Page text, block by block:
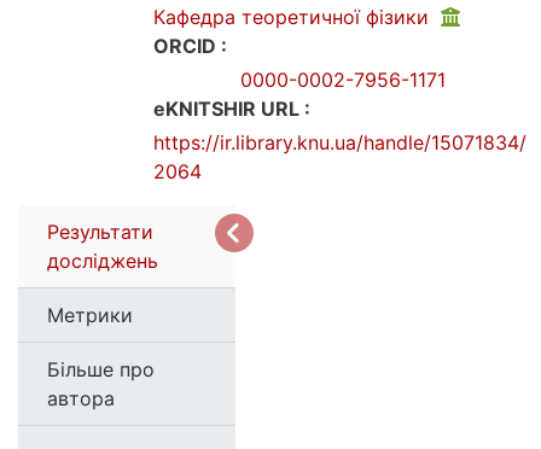
Кафедра теоретичної фізики
ORCID :
0000-0002-7956-1171
eKNITSHIR URL :
https://ir.library.knu.ua/handle/15071834/
2064
Результати
досліджень
Метрики
Більше про
автора